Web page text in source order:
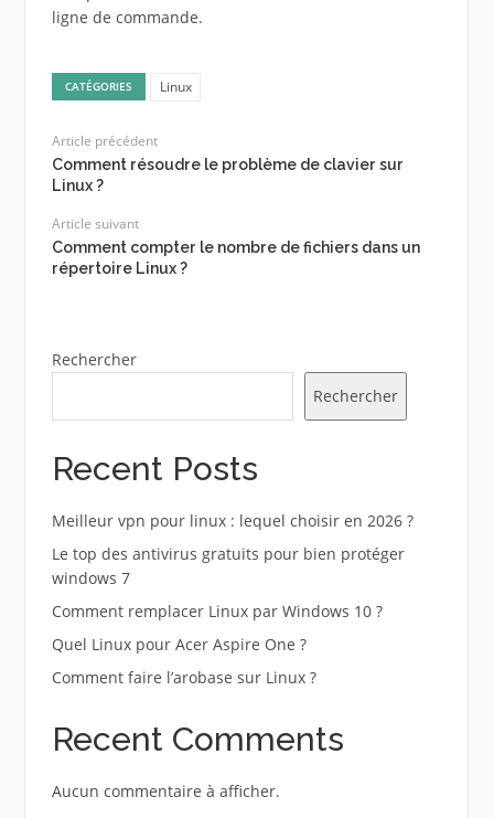
ligne de commande.
CATÉGORIES Linux
Article précédent
Comment résoudre le problème de clavier sur
Linux ?
Article suivant
Comment compter le nombre de fichiers dans un
répertoire Linux ?
Rechercher
Rechercher
Recent Posts
Meilleur vpn pour linux : lequel choisir en 2026 ?
Le top des antivirus gratuits pour bien protéger
windows 7
Comment remplacer Linux par Windows 10 ?
Quel Linux pour Acer Aspire One ?
Comment faire l’arobase sur Linux ?
Recent Comments
Aucun commentaire à afficher.